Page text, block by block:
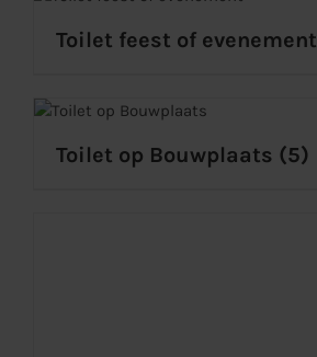
Toilet feest of evenement
Toilet op Bouwplaats (5)